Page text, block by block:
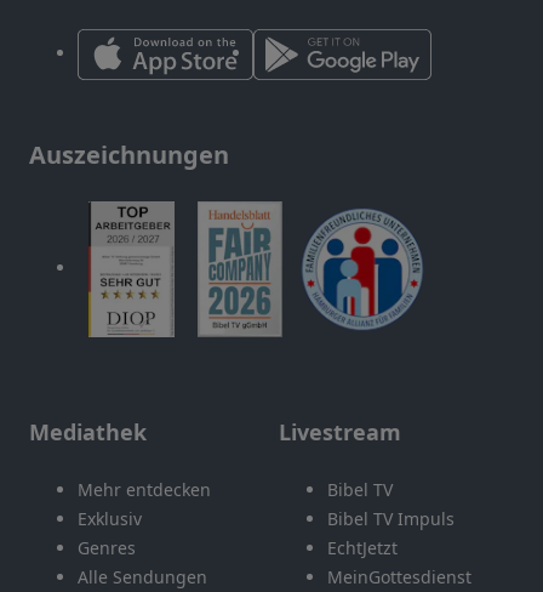
Auszeichnungen
Mediathek
Mehr entdecken
Exklusiv
Genres
Alle Sendungen
Livestream
Bibel TV
Bibel TV Impuls
EchtJetzt
MeinGottesdienst